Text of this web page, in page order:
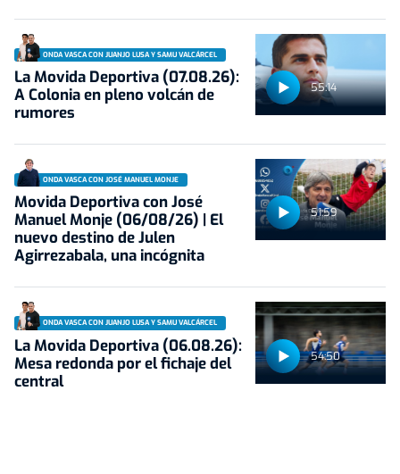
55:14
ONDA VASCA CON JUANJO LUSA Y SAMU VALCÁRCEL
La Movida Deportiva (07.08.26):
A Colonia en pleno volcán de
rumores
51:59
ONDA VASCA CON JOSÉ MANUEL MONJE
Movida Deportiva con José
Manuel Monje (06/08/26) | El
nuevo destino de Julen
Agirrezabala, una incógnita
54:50
ONDA VASCA CON JUANJO LUSA Y SAMU VALCÁRCEL
La Movida Deportiva (06.08.26):
Mesa redonda por el fichaje del
central